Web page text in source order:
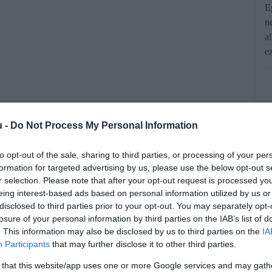
- Do Not Process My Personal Information
opt-out of the sale, sharing to third parties, or processing of your
for targeted advertising by us, please use the below opt-out
selection. Please note that after your opt-out request is processed
interest-based ads based on personal information utilized by us
to third parties prior to your opt-out. You may separately
of your personal information by third parties on the IAB’s list of
This information may also be disclosed by us to third parties on the
Participants that may further disclose it to other third parties.
that this website/app uses one or more Google services and may
intelligencia legjobban lengyelül
a legtöbb AI-cég alapnyelve, csak
És a magyar?